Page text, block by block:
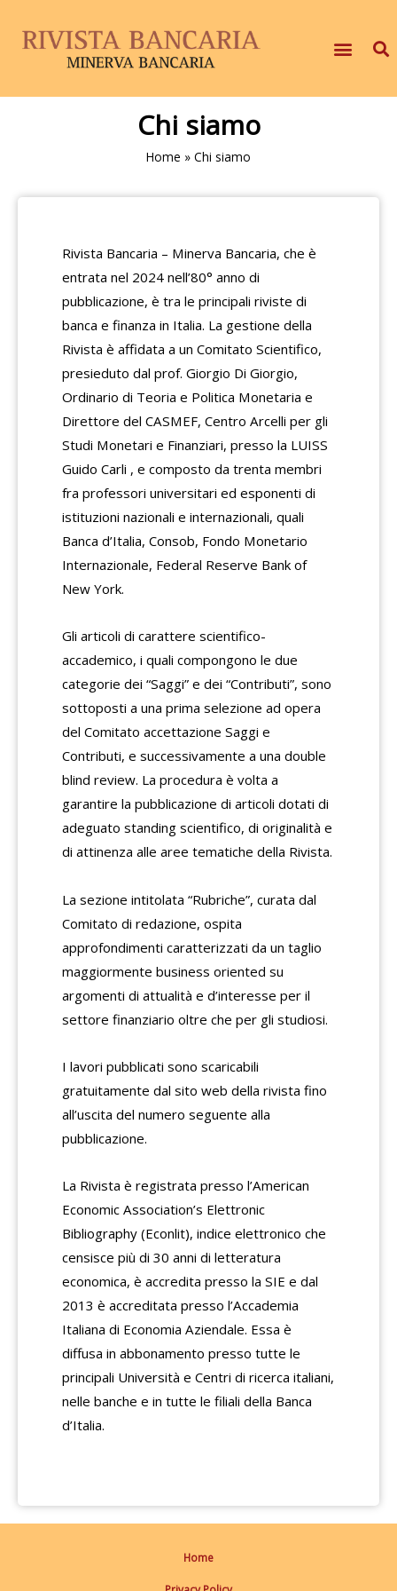
Chi siamo
Home » Chi siamo
Rivista Bancaria – Minerva Bancaria, che è
entrata nel 2024 nell’80° anno di
pubblicazione, è tra le principali riviste di
banca e finanza in Italia. La gestione della
Rivista è affidata a un Comitato Scientifico,
presieduto dal prof. Giorgio Di Giorgio,
Ordinario di Teoria e Politica Monetaria e
Direttore del CASMEF, Centro Arcelli per gli
Studi Monetari e Finanziari, presso la LUISS
Guido Carli , e composto da trenta membri
fra professori universitari ed esponenti di
istituzioni nazionali e internazionali, quali
Banca d’Italia, Consob, Fondo Monetario
Internazionale, Federal Reserve Bank of
New York.
Gli articoli di carattere scientifico-
accademico, i quali compongono le due
categorie dei “Saggi” e dei “Contributi”, sono
sottoposti a una prima selezione ad opera
del Comitato accettazione Saggi e
Contributi, e successivamente a una double
blind review. La procedura è volta a
garantire la pubblicazione di articoli dotati di
adeguato standing scientifico, di originalità e
di attinenza alle aree tematiche della Rivista.
La sezione intitolata “Rubriche”, curata dal
Comitato di redazione, ospita
approfondimenti caratterizzati da un taglio
maggiormente business oriented su
argomenti di attualità e d’interesse per il
settore finanziario oltre che per gli studiosi.
I lavori pubblicati sono scaricabili
gratuitamente dal sito web della rivista fino
all’uscita del numero seguente alla
pubblicazione.
La Rivista è registrata presso l’American
Economic Association’s Elettronic
Bibliography (Econlit), indice elettronico che
censisce più di 30 anni di letteratura
economica, è accredita presso la SIE e dal
2013 è accreditata presso l’Accademia
Italiana di Economia Aziendale. Essa è
diffusa in abbonamento presso tutte le
principali Università e Centri di ricerca italiani,
nelle banche e in tutte le filiali della Banca
d’Italia.
Home